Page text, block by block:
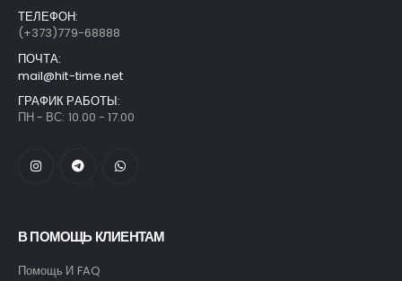
ТЕЛЕФОН:
(+373)779-68888
ПОЧТА:
mail@hit-time.net
ГРАФИК РАБОТЫ:
ПН - ВС: 10.00 - 17.00
В ПОМОЩЬ КЛИЕНТАМ
Помощь И FAQ